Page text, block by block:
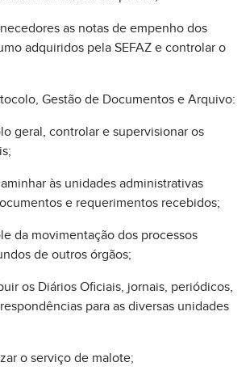
as notas de empenho dos
adquiridos pela SEFAZ e controlar o
Gestão de Documentos e Arquivo:
geral, controlar e supervisionar os
às unidades administrativas
e requerimentos recebidos;
da movimentação dos processos
de outros órgãos;
os Diários Oficiais, jornais, periódicos,
para as diversas unidades
o serviço de malote;